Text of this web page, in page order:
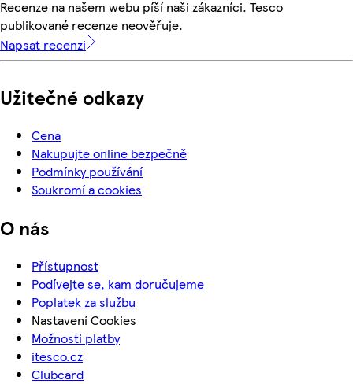
Recenze na našem webu píší naši zákazníci. Tesco
publikované recenze neověřuje.
Napsat recenzi
Užitečné odkazy
Cena
Nakupujte online bezpečně
Podmínky používání
Soukromí a cookies
O nás
Přístupnost
Podívejte se, kam doručujeme
Poplatek za službu
Nastavení Cookies
Možnosti platby
itesco.cz
Clubcard